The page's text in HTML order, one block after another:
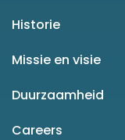
Historie
Missie en visie
Duurzaamheid
Careers